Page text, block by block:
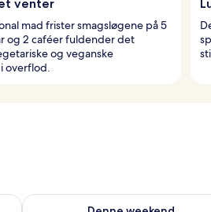
venter
mad frister smagsløgene på 5
og 2 caféer fuldender det
og veganske
overflod.
8 - aug. 9
Tjek tilgængelighed for denne